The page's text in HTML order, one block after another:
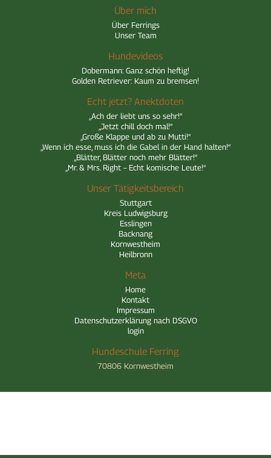
Über mich
Über Ferrings
Unser Team
Hundevideos
Dobermann: Ganz schön heftig!
Golden Retriever: Kaum zu bremsen!
Echt jetzt? Anektdoten
„Ach der liebt uns so sehr!“
„Jetzt chill doch mal!“
„Große Klappe und ab zu Mutti!“
„Wenn ich esse, muss ich die Gabel in der Hand halten!“
„Blätter, Blätter noch mehr Blätter!“
„Mr. & Mrs. Right – Echt komische Leute!“
Unser Tätigkeitsbereich
Stuttgart
Kreis Ludwigsburg
Esslingen
Backnang
Kornwestheim
Heilbronn
Meta
Home
Kontakt
Impressum
Datenschutzerklärung nach DSGVO
login
Hundeschule Ferring
70806 Kornwestheim